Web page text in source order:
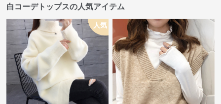
白コーデトップスの人気アイテム
人気